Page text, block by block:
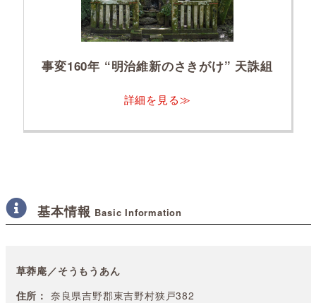
事変160年 “明治維新のさきがけ” 天誅組
詳細を見る≫
基本情報 Basic Information
草莽庵／そうもうあん
住所： 奈良県吉野郡東吉野村狭戸382